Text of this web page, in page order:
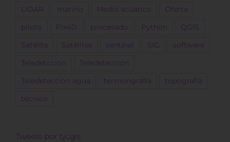
LIDAR marino Medio acuático Oferta
piloto Pix4D procesado Python QGIS
Satélite Satélites sentinel SIG software
Teledetcción Teledetección
Teledetección agua termongrafía topografía
técnico
Tweets por tycgis